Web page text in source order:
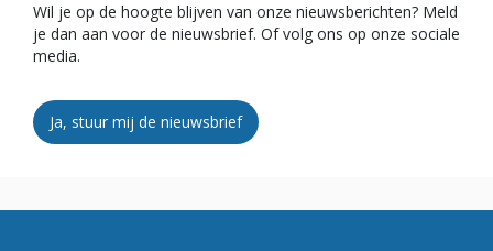
Wil je op de hoogte blijven van onze nieuwsberichten? Meld
je dan aan voor de nieuwsbrief. Of volg ons op onze sociale
media.
Ja, stuur mij de nieuwsbrief